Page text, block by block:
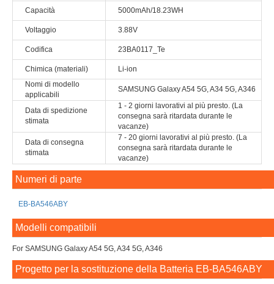
Capacità
5000mAh/18.23WH
Voltaggio 3.88V
Codifica 23BA0117_Te
Chimica (materiali)
Li-ion
Nomi di modello
applicabili
SAMSUNG Galaxy A54 5G, A34 5G, A346
Data di spedizione
stimata
1 - 2 giorni lavorativi al più presto. (La
consegna sarà ritardata durante le
vacanze)
Data di consegna
stimata
7 - 20 giorni lavorativi al più presto. (La
consegna sarà ritardata durante le
vacanze)
Numeri di parte
EB-BA546ABY
Modelli compatibili
For SAMSUNG Galaxy A54 5G, A34 5G, A346
Progetto per la sostituzione della Batteria EB-BA546ABY